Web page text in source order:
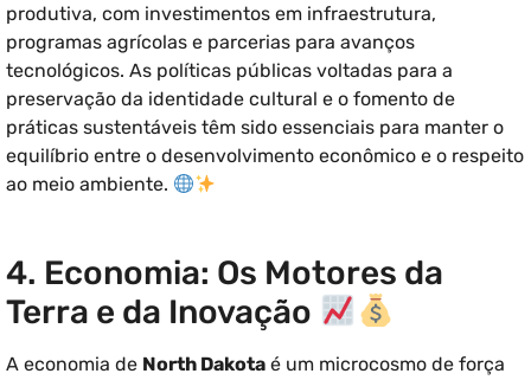
produtiva, com investimentos em infraestrutura,
programas agrícolas e parcerias para avanços
tecnológicos. As políticas públicas voltadas para a
preservação da identidade cultural e o fomento de
práticas sustentáveis têm sido essenciais para manter o
equilíbrio entre o desenvolvimento econômico e o respeito
ao meio ambiente.
4. Economia: Os Motores da
Terra e da Inovação
A economia de North Dakota é um microcosmo de força